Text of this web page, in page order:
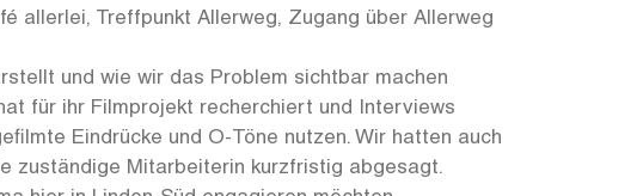
allerlei, Treffpunkt Allerweg, Zugang über Allerweg
und wie wir das Problem sichtbar machen
für ihr Filmprojekt recherchiert und Interviews
Eindrücke und O-Töne nutzen. Wir hatten auch
zuständige Mitarbeiterin kurzfristig abgesagt.